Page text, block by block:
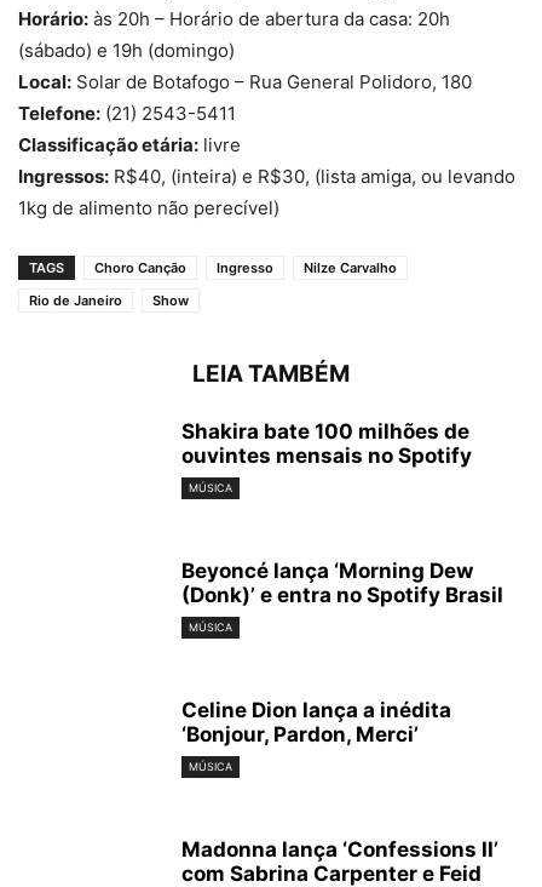
Horário: às 20h – Horário de abertura da casa: 20h
(sábado) e 19h (domingo)
Local: Solar de Botafogo – Rua General Polidoro, 180
Telefone: (21) 2543-5411
Classificação etária: livre
Ingressos: R$40, (inteira) e R$30, (lista amiga, ou levando
1kg de alimento não perecível)
TAGS Choro Canção Ingresso
Nilze Carvalho
Rio de Janeiro
Show
LEIA TAMBÉM
Shakira bate 100 milhões de
ouvintes mensais no Spotify
MÚSICA
Beyoncé lança ‘Morning Dew
(Donk)’ e entra no Spotify Brasil
MÚSICA
Celine Dion lança a inédita
‘Bonjour, Pardon, Merci’
MÚSICA
Madonna lança ‘Confessions II’
com Sabrina Carpenter e Feid